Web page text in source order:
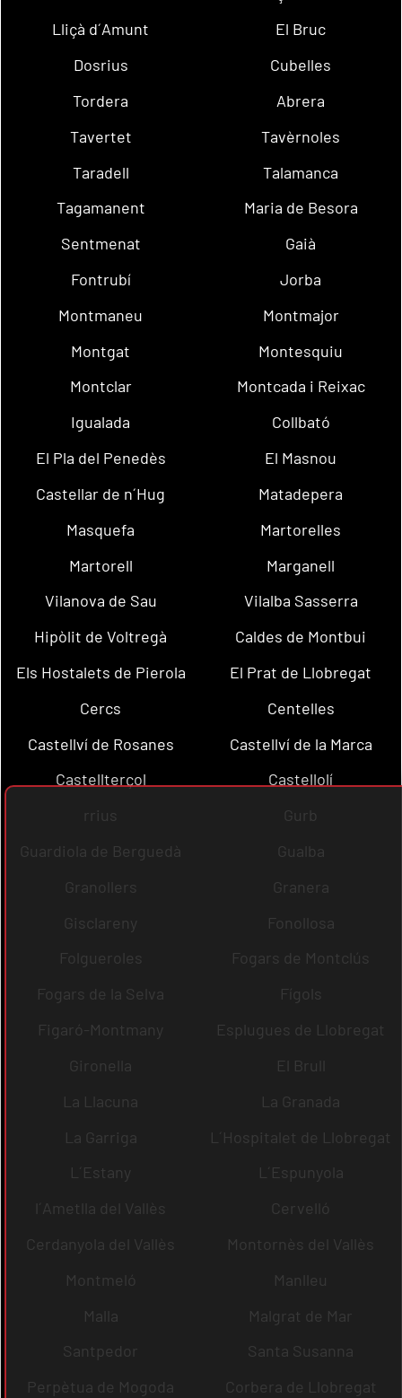
Lliçà d´Amunt
El Bruc
Dosrius
Cubelles
Tordera
Abrera
Tavertet
Tavèrnoles
Taradell
Talamanca
Tagamanent
Maria de Besora
Sentmenat
Gaià
Fontrubí
Jorba
Montmaneu
Montmajor
Montgat
Montesquiu
Montclar
Montcada i Reixac
Igualada
Collbató
El Pla del Penedès
El Masnou
Castellar de n´Hug
Matadepera
Masquefa
Martorelles
Martorell
Marganell
Vilanova de Sau
Vilalba Sasserra
Hipòlit de Voltregà
Caldes de Montbui
Els Hostalets de Pierola
El Prat de Llobregat
Cercs
Centelles
Castellví de Rosanes
Castellví de la Marca
Castellterçol
Castellolí
rrius
Gurb
Guardiola de Berguedà
Gualba
Granollers
Granera
Gisclareny
Fonollosa
Folgueroles
Fogars de Montclús
Fogars de la Selva
Fígols
Figaró-Montmany
Esplugues de Llobregat
Gironella
El Brull
La Llacuna
La Granada
La Garriga
L´Hospitalet de Llobregat
L´Estany
L´Espunyola
l´Ametlla del Vallès
Cervelló
Cerdanyola del Vallès
Montornès del Vallès
Montmeló
Manlleu
Malla
Malgrat de Mar
Santpedor
Santa Susanna
Perpètua de Mogoda
Corbera de Llobregat